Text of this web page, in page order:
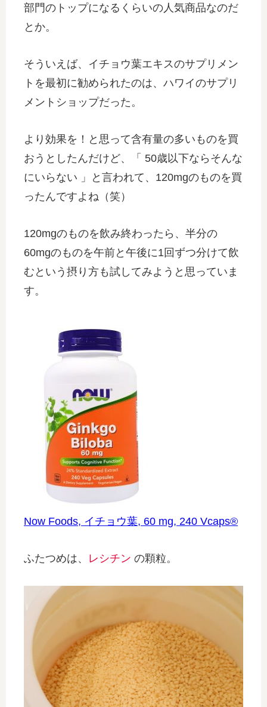
部門のトップになるくらいの人気商品なのだ
とか。
そういえば、イチョウ葉エキスのサプリメン
トを最初に勧められたのは、ハワイのサプリ
メントショップだった。
より効果を！と思って含有量の多いものを買
おうとしたんだけど、「 50歳以下ならそんな
にいらない 」と言われて、120mgのものを買
ったんですよね（笑）
120mgのものを飲み終わったら、半分の
60mgのものを午前と午後に1回ずつ分けて飲
むという摂り方も試してみようと思っていま
す。
Now Foods, イチョウ葉, 60 mg, 240 Vcaps®
ふたつめは、 レシチン の顆粒。